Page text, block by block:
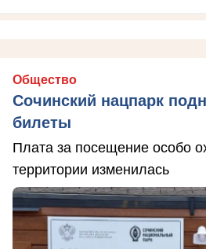
Общество
Сочинский нацпарк
билеты
Плата за посещение особо
территории изменилась